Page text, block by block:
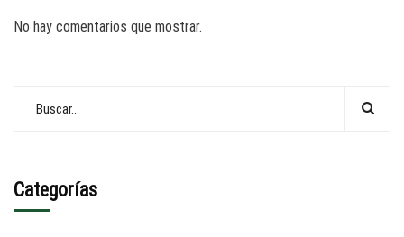
No hay comentarios que mostrar.
Categorías